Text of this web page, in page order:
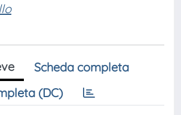
Scheda completa
(DC)